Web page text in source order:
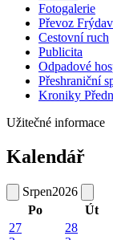
Fotogalerie
Převoz
Cestovní ruch
Publicita
Odpadové
Přeshraniční
Kroniky
Užitečné informace
Kalendář
Srpen2026
Po
Út
27
28